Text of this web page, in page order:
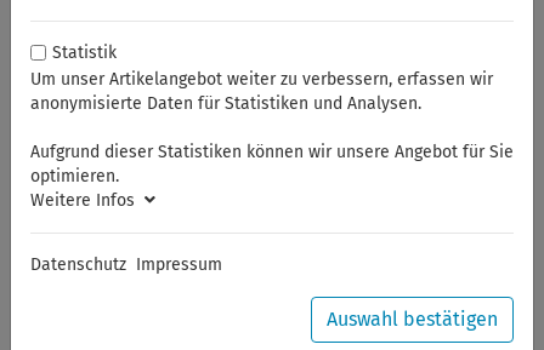
Sommerferien
Sehr geehrte Kunden,
Ihre Bestellungen in diesem Zeitraum werden ab dem
Statistik
Um unser Artikelangebot weiter zu verbessern, erfassen wir
anonymisierte Daten für Statistiken und Analysen.
Aufgrund dieser Statistiken können wir unsere Angebot für Sie
optimieren.
Weitere Infos
Datenschutz Impressum
Auswahl bestätigen